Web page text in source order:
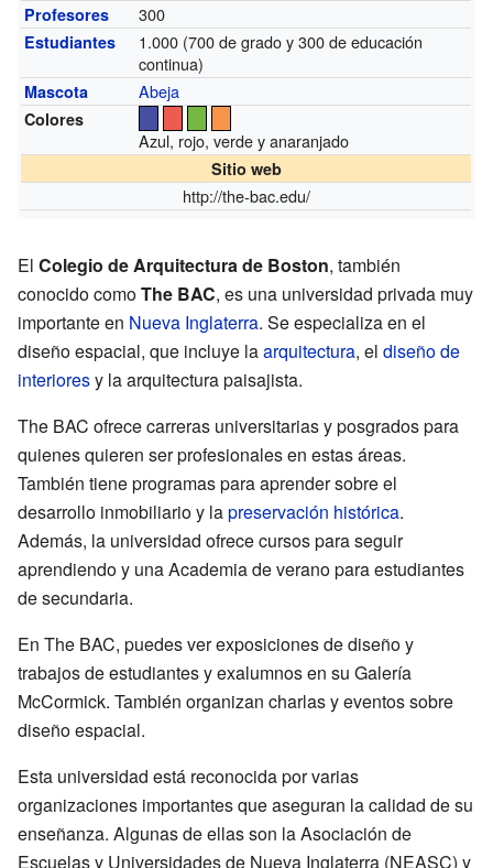
Profesores
300
Estudiantes
1.000 (700 de grado y 300 de educación
continua)
Mascota Abeja
Colores
Azul, rojo, verde y anaranjado
Sitio web
http://the-bac.edu/
El Colegio de Arquitectura de Boston, también
conocido comoThe BAC, es una universidad privada muy
importante en Nueva Inglaterra. Se especializa en el
diseño espacial, que incluye laarquitectura, el diseño de
interioresy la arquitectura paisajista.
The BAC ofrece carreras universitarias y posgrados para
quienes quieren ser profesionales en estas áreas.
También tiene programas para aprender sobre el
desarrollo inmobiliario y lapreservación histórica.
Además, la universidad ofrece cursos para seguir
aprendiendo y una Academia de verano para estudiantes
de secundaria.
En The BAC, puedes ver exposiciones de diseño y
trabajos de estudiantes y exalumnos en su Galería
McCormick. También organizan charlas y eventos sobre
diseño espacial.
Esta universidad está reconocida por varias
organizaciones importantes que aseguran la calidad de su
enseñanza. Algunas de ellas son la Asociación de
Escuelas y Universidades de Nueva Inglaterra (NEASC) y